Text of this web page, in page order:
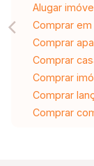
Alugar
Comprar em
Comprar
Comprar
Comprar
Comprar
Comprar